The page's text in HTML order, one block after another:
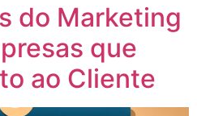
do Marketing
que
ao Cliente